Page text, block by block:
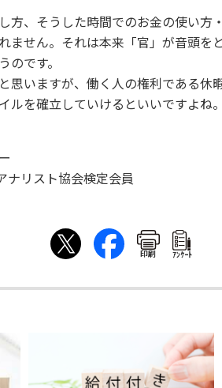
方、そうした時間でのお金の使い方
ません。それは本来「官」が音頭を
です。
思いますが、働く人の権利である休
ルを確立していけるといいですよね。
ナリスト協会検定会員
印刷 ｱﾝｹｰﾄ